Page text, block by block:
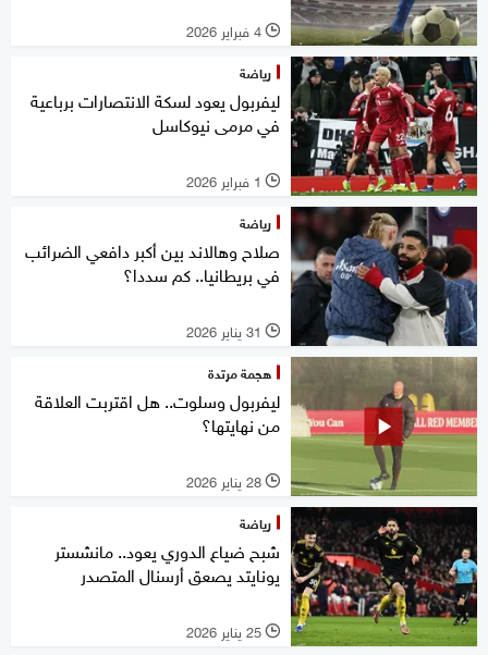
l 4 فبراير 2026
رياضة
ليفربول يعود لسكة الانتصارات برباعية
في مرمى نيوكاسل
l 1 فبراير 2026
رياضة
صلاح وهالاند بين أكبر دافعي الضرائب
في بريطانيا.. كم سددا؟
l 31 يناير 2026
هجمة مرتدة
ليفربول وسلوت.. هل اقتربت العلاقة
من نهايتها؟
l 28 يناير 2026
رياضة
شبح ضياع الدوري يعود.. مانشستر
يونايتد يصعق أرسنال المتصدر
l 25 يناير 2026